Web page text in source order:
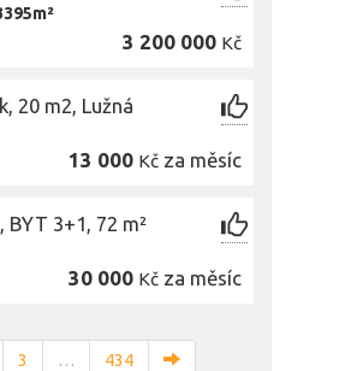
3 200 000 Kč
20 m2, Lužná
13 000 Kč za měsíc
BYT 3+1, 72 m²
30 000 Kč za měsíc
3 … 434